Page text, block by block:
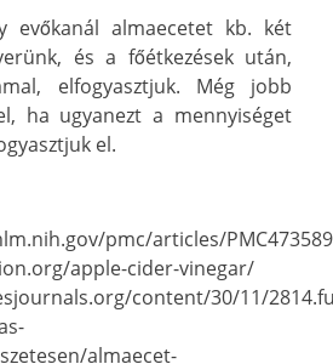
evőkanál almaecetet kb. két
és a főétkezések után,
elfogyasztjuk. Még jobb
ha ugyanezt a mennyiséget
el.
pmc/articles/
apple-cider-vinegar/
content/30/11/
almaecet-